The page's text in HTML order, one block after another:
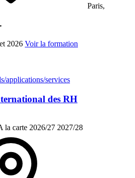
Paris,
2026 Voir la formation
applications/services
des RH
la carte 2026/27 2027/28